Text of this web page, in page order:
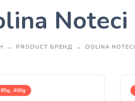
Noteci
PRODUCT БРЕНД DOLINA NOTECI
400g